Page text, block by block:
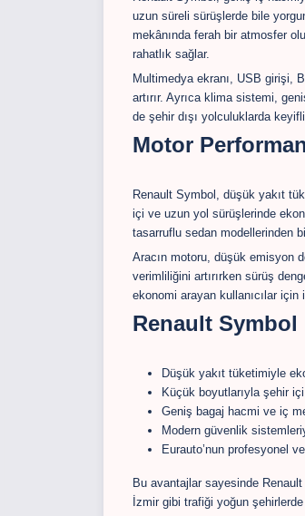
uzun süreli sürüşlerde bile
mekânında ferah bir atmosfer
rahatlık sağlar.
Multimedya ekranı, USB girişi,
artırır. Ayrıca klima sistemi,
de şehir dışı yolculuklarda
Motor
Renault Symbol, düşük yakıt
içi ve uzun yol sürüşlerinde
tasarruflu sedan modellerinden
Aracın motoru, düşük emisyon
verimliliğini artırırken sürüş
ekonomi arayan kullanıcılar için
Renault Symbol
Düşük yakıt tüketimiyle
Küçük boyutlarıyla şehir
Geniş bagaj hacmi ve iç
Modern güvenlik
Eurauto’nun profesyonel
Bu avantajlar sayesinde
İzmir gibi trafiği yoğun